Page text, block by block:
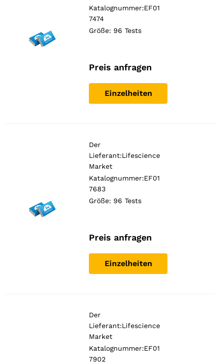
Katalognummer:EF01
7474
Größe: 96 Tests
Preis anfragen
Einzelheiten
Der
Lieferant:Lifescience
Market
Katalognummer:EF01
7683
Größe: 96 Tests
Preis anfragen
Einzelheiten
Der
Lieferant:Lifescience
Market
Katalognummer:EF01
7902